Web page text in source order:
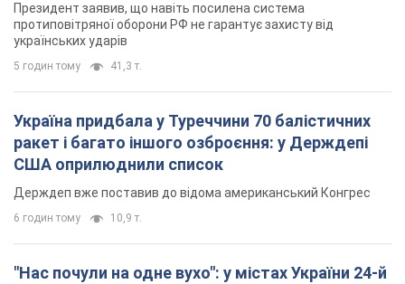
Президент заявив, що навіть посилена система
протиповітряної оборони РФ не гарантує захисту від
українських ударів
5 годин тому 41,3 т.
Україна придбала у Туреччини 70 балістичних
ракет і багато іншого озброєння: у Держдепі
США оприлюднили список
Держдеп вже поставив до відома американський Конгрес
6 годин тому 10,9 т.
"Нас почули на одне вухо": у містах України 24-й